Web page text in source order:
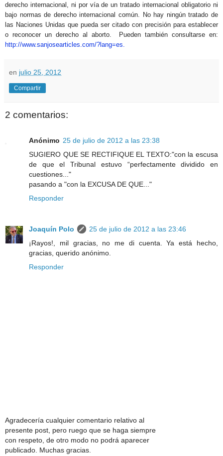
derecho internacional, ni por vía de un tratado internacional obligatorio ni
bajo normas de derecho internacional común. No hay ningún tratado de
las Naciones Unidas que pueda ser citado con precisión para establecer
o reconocer un derecho al aborto. Pueden también consultarse en:
http://www.sanjosearticles.com/?lang=es.
en julio 25, 2012
Compartir
2 comentarios:
Anónimo 25 de julio de 2012 a las 23:38
SUGIERO QUE SE RECTIFIQUE EL TEXTO:"con la escusa
de que el Tribunal estuvo “perfectamente dividido en
cuestiones..."
pasando a "con la EXCUSA DE QUE..."
Responder
Joaquín Polo
25 de julio de 2012 a las 23:46
¡Rayos!, mil gracias, no me di cuenta. Ya está hecho,
gracias, querido anónimo.
Responder
Agradecería cualquier comentario relativo al
presente post, pero ruego que se haga siempre
con respeto, de otro modo no podrá aparecer
publicado. Muchas gracias.